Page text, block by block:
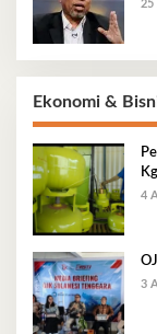
25
Ekonomi &
4
3